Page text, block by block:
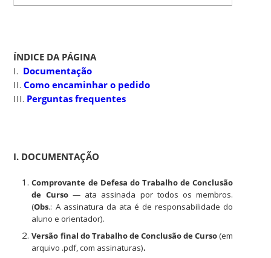
ÍNDICE DA PÁGINA
I. Documentação
II.Como encaminhar o pedido
III. Perguntas frequentes
I. DOCUMENTAÇÃO
Comprovante de Defesa do Trabalho de Conclusão
de Curso— ata assinada por todos os membros.
(Obs.: A assinatura da ata é de responsabilidade do
aluno e orientador).
Versão final do Trabalho de Conclusão de Curso(em
arquivo .pdf, com assinaturas).